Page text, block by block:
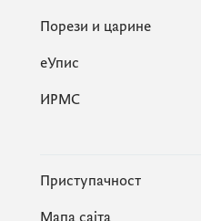
Порези и царине
eУпис
ИРМС
Приступачност
Мапа сајта